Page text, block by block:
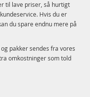
til lave priser, så hurtigt
Hvis du er
du spare endnu mere på
pakker sendes fra vores
omkostninger som told